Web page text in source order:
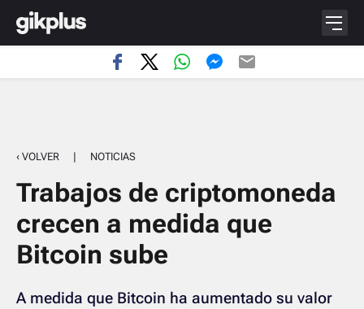
‹ VOLVER | NOTICIAS
Trabajos de criptomoneda
crecen a medida que
Bitcoin sube
A medida que Bitcoin ha aumentado su valor